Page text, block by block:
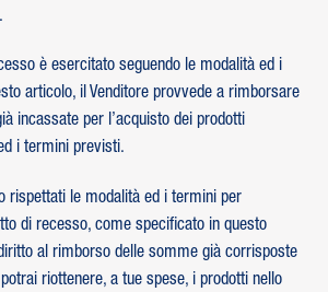
è esercitato seguendo le modalità ed i
articolo, il Venditore provvede a rimborsare
incassate per l’acquisto dei prodotti
i termini previsti.
rispettati le modalità ed i termini per
di recesso, come specificato in questo
al rimborso delle somme già corrisposte
riottenere, a tue spese, i prodotti nello